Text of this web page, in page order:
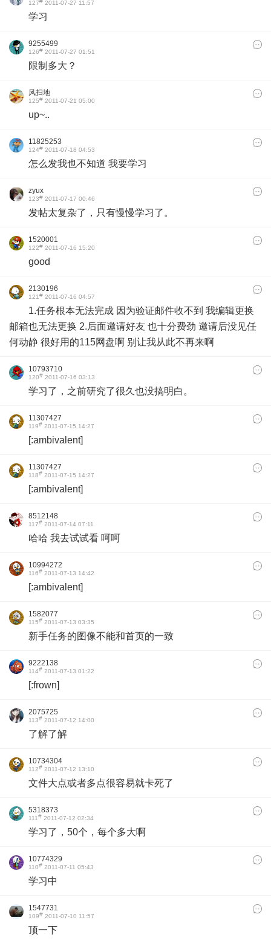
127 2011-07-27 11:57
学习
9255499
126# 2011-07-27 01:51
限制多大？
风扫地
125# 2011-07-21 05:00
up~..
11825253
124# 2011-07-18 04:53
怎么发我也不知道 我要学习
zyux
123# 2011-07-17 00:46
发帖太复杂了，只有慢慢学习了。
1520001
122# 2011-07-16 15:20
good
2130196
121# 2011-07-16 04:57
1.任务根本无法完成 因为验证邮件收不到 我编辑更换
邮箱也无法更换 2.后面邀请好友 也十分费劲 邀请后没见任
何动静 很好用的115网盘啊 别让我从此不再来啊
10793710
120# 2011-07-16 03:13
学习了，之前研究了很久也没搞明白。
11307427
119# 2011-07-15 14:27
[:ambivalent]
11307427
118# 2011-07-15 14:27
[:ambivalent]
8512148
117# 2011-07-14 07:11
哈哈 我去试试看 呵呵
10994272
116# 2011-07-13 14:42
[:ambivalent]
1582077
115# 2011-07-13 03:35
新手任务的图像不能和首页的一致
9222138
114# 2011-07-13 01:22
[:frown]
2075725
113# 2011-07-12 14:00
了解了解
10734304
112# 2011-07-12 13:10
文件大点或者多点很容易就卡死了
5318373
111# 2011-07-12 02:34
学习了，50个，每个多大啊
10774329
110# 2011-07-11 05:43
学习中
1547731
109# 2011-07-10 11:57
顶一下